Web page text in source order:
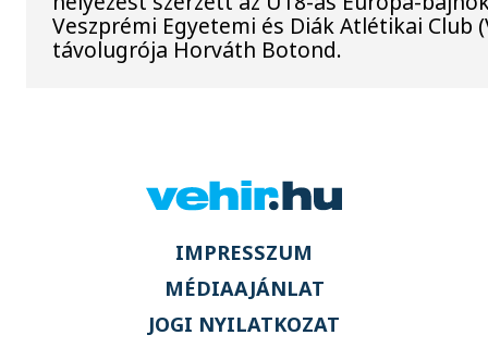
Veszprémi Egyetemi és Diák Atlétikai Club
távolugrója Horváth Botond.
IMPRESSZUM
MÉDIAAJÁNLAT
JOGI NYILATKOZAT